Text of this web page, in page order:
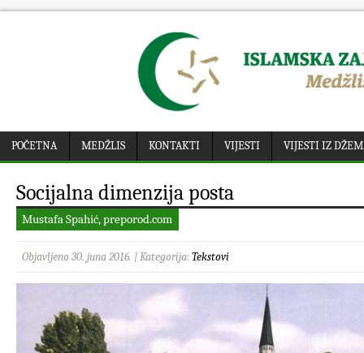
POČETNA MEDŽLIS KONTAKTI VIJESTI VIJESTI IZ
Socijalna dimenzija posta
Mustafa Spahić, preporod.com
Objavljeno 30. juna 2016. | Kategorija: Tekstovi